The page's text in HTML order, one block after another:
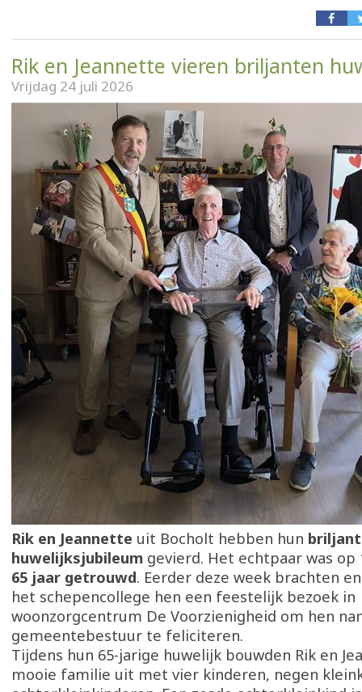
Rik en Jeannette vieren briljanten
Vrijdag 24 juli 2026
Rik en Jeannette uit Bocholt hebben hun
huwelijksjubileum gevierd. Het echtpaar was op
65 jaar getrouwd. Eerder deze week brachten
het schepencollege hen een feestelijk bezoek in
woonzorgcentrum De Voorzienigheid om hen
gemeentebestuur te feliciteren.
Tijdens hun 65-jarige huwelijk bouwden Rik en
mooie familie uit met vier kinderen, negen